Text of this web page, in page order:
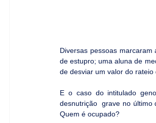
Diversas pessoas
de estupro; uma aluna de
de desviar um valor do
E o caso do intitulado
desnutrição  grave no
Quem é ocupado?